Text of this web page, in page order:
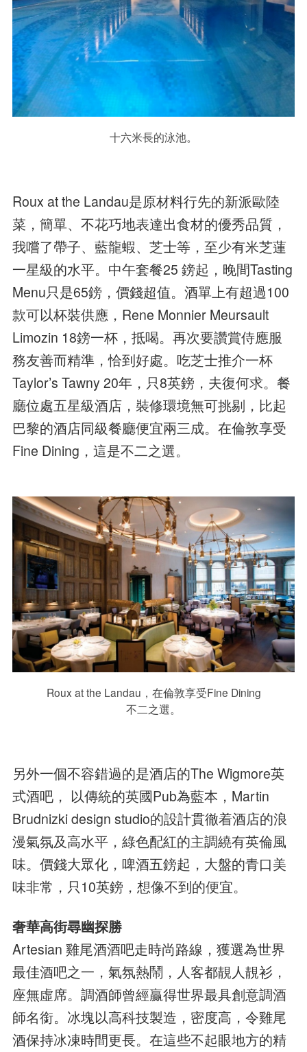
十六米長的泳池。
Roux at the Landau是原材料行先的新派歐陸
菜，簡單、不花巧地表達出食材的優秀品質，
我嚐了帶子、藍龍蝦、芝士等，至少有米芝蓮
一星級的水平。中午套餐25 鎊起，晚間Tasting
Menu只是65鎊，價錢超值。酒單上有超過100
款可以杯裝供應，Rene Monnier Meursault
Limozin 18鎊一杯，抵喝。再次要讚賞侍應服
務友善而精準，恰到好處。吃芝士推介一杯
Taylor’s Tawny 20年，只8英鎊，夫復何求。餐
廳位處五星級酒店，裝修環境無可挑剔，比起
巴黎的酒店同級餐廳便宜兩三成。在倫敦享受
Fine Dining，這是不二之選。
Roux at the Landau，在倫敦享受Fine Dining
不二之選。
另外一個不容錯過的是酒店的The Wigmore英
式酒吧， 以傳統的英國Pub為藍本，Martin
Brudnizki design studio的設計貫徹着酒店的浪
漫氣氛及高水平，綠色配紅的主調繞有英倫風
味。價錢大眾化，啤酒五鎊起，大盤的青口美
味非常，只10英鎊，想像不到的便宜。
奢華高街尋幽探勝
Artesian 雞尾酒酒吧走時尚路線，獲選為世界
最佳酒吧之一，氣氛熱鬧，人客都靚人靚衫，
座無虛席。調酒師曾經贏得世界最具創意調酒
師名銜。冰塊以高科技製造，密度高，令雞尾
酒保持冰凍時間更長。在這些不起眼地方的精